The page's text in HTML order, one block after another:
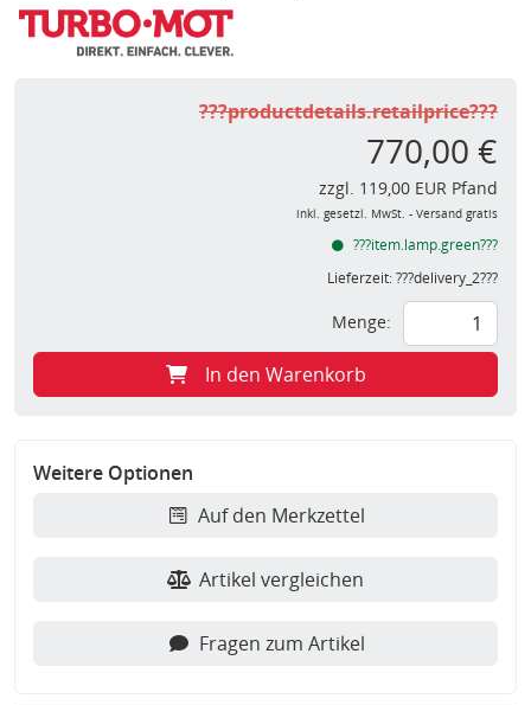
???productdetails.retailprice???
770,00 €
zzgl. 119,00 EUR Pfand
inkl. gesetzl. MwSt. - Versand gratis
???item.lamp.green???
Lieferzeit:???delivery_2???
Menge:
In den Warenkorb
Weitere Optionen
Auf den Merkzettel
Artikel vergleichen
Fragen zum Artikel